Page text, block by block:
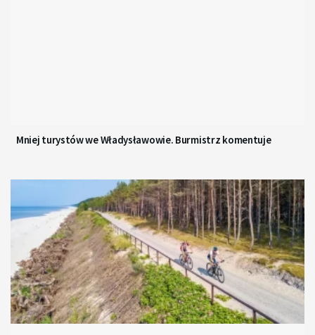
Mniej turystów we Władysławowie. Burmistrz komentuje